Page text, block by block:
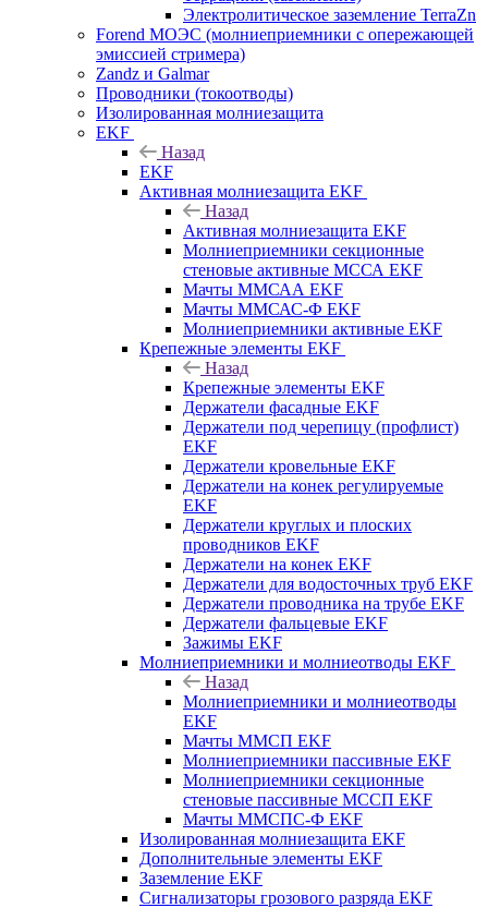
Электролитическое заземление TerraZn
Forend МОЭС (молниеприемники с опережающей
эмиссией стримера)
Zandz и Galmar
Проводники (токоотводы)
Изолированная молниезащита
EKF
Назад
EKF
Активная молниезащита EKF
Назад
Активная молниезащита EKF
Молниеприемники секционные
стеновые активные МССА EKF
Мачты ММСАА EKF
Мачты ММСАС-Ф EKF
Молниеприемники активные EKF
Крепежные элементы EKF
Назад
Крепежные элементы EKF
Держатели фасадные EKF
Держатели под черепицу (профлист)
EKF
Держатели кровельные EKF
Держатели на конек регулируемые
EKF
Держатели круглых и плоских
проводников EKF
Держатели на конек EKF
Держатели для водосточных труб EKF
Держатели проводника на трубе EKF
Держатели фальцевые EKF
Зажимы EKF
Молниеприемники и молниеотводы EKF
Назад
Молниеприемники и молниеотводы
EKF
Мачты ММСП EKF
Молниеприемники пассивные EKF
Молниеприемники секционные
стеновые пассивные МССП EKF
Мачты ММСПС-Ф EKF
Изолированная молниезащита EKF
Дополнительные элементы EKF
Заземление EKF
Сигнализаторы грозового разряда EKF